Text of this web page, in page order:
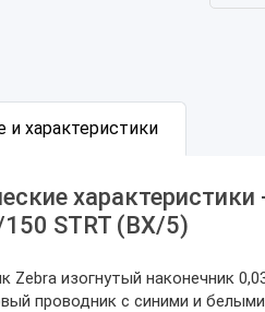
и характеристики
STRT (BX/5)
Zebra изогнутый наконечник
проводник с синими и